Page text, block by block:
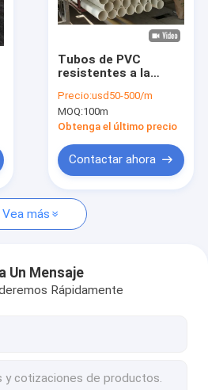
HDPE
Tubos de PVC
resistentes a la
duraderos: opción
ideal para el
suministro de agua
Precio:usd50-500/m
MOQ:100m
Obtenga el último precio
Contactar ahora
Vea más
Un Mensaje
Rápidamente